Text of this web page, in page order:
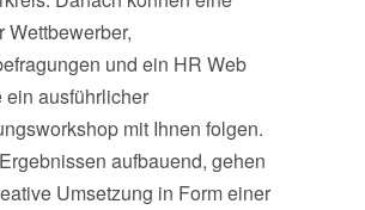
Wett­bewerber,
und ein HR Web
ein ausführlicher
mit Ihnen folgen.
aufbauend, gehen
Umsetzung in Form einer